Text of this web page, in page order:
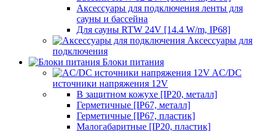
Аксессуары для подключения ленты для
сауны и бассейна
Для сауны RTW 24V [14.4 W/m, IP68]
Аксессуары для
подключения
Блоки питания
AC/DC
источники напряжения 12V
В защитном кожухе [IP20, металл]
Герметичные [IP67, металл]
Герметичные [IP67, пластик]
Малогабаритные [IP20, пластик]